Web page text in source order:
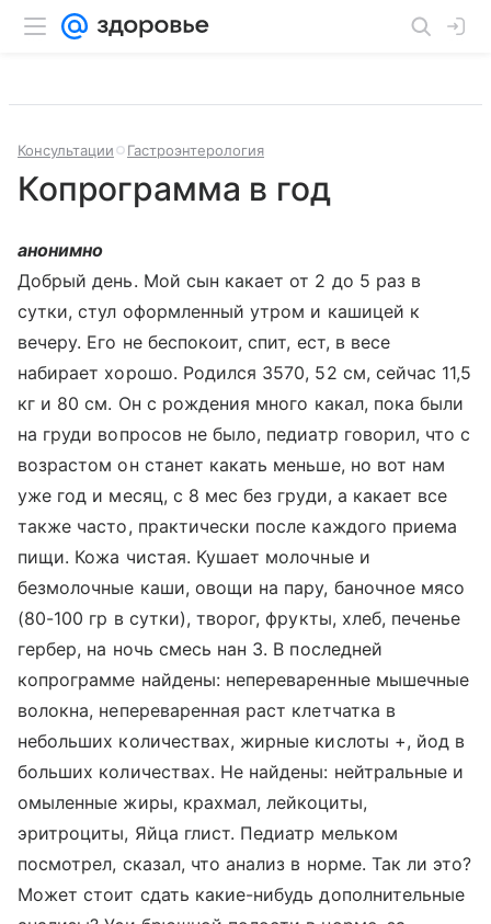
Консультации Гастроэнтерология
Копрограмма в год
анонимно
Добрый день. Мой сын какает от 2 до 5 раз в
сутки, стул оформленный утром и кашицей к
вечеру. Его не беспокоит, спит, ест, в весе
набирает хорошо. Родился 3570, 52 см, сейчас 11,5
кг и 80 см. Он с рождения много какал, пока были
на груди вопросов не было, педиатр говорил, что с
возрастом он станет какать меньше, но вот нам
уже год и месяц, с 8 мес без груди, а какает все
также часто, практически после каждого приема
пищи. Кожа чистая. Кушает молочные и
безмолочные каши, овощи на пару, баночное мясо
(80-100 гр в сутки), творог, фрукты, хлеб, печенье
гербер, на ночь смесь нан 3. В последней
копрограмме найдены: непереваренные мышечные
волокна, непереваренная раст клетчатка в
небольших количествах, жирные кислоты +, йод в
больших количествах. Не найдены: нейтральные и
омыленные жиры, крахмал, лейкоциты,
эритроциты, Яйца глист. Педиатр мельком
посмотрел, сказал, что анализ в норме. Так ли это?
Может стоит сдать какие-нибудь дополнительные